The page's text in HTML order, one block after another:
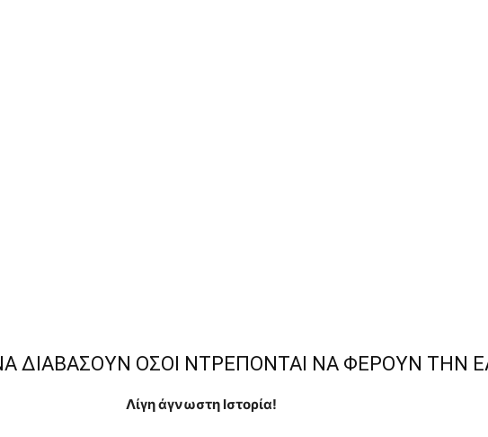
ΔΙΑΒΑΣΟΥΝ ΟΣΟΙ ΝΤΡΕΠΟΝΤΑΙ ΝΑ ΦΕΡΟΥΝ ΤΗΝ
Λίγη άγνωστη Ιστορία!